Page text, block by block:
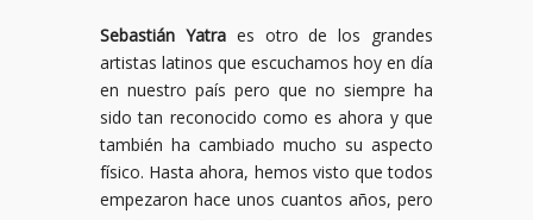
Sebastián Yatraes otro de los grandes
artistas latinos que escuchamos hoy en día
en nuestro país pero que no siempre ha
sido tan reconocido como es ahora y que
también ha cambiado mucho su aspecto
físico. Hasta ahora, hemos visto que todos
empezaron hace unos cuantos años, pero